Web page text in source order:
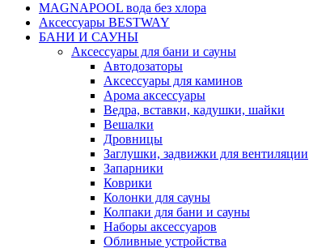
MAGNAPOOL вода без хлора
Аксессуары BESTWAY
БАНИ И САУНЫ
Аксессуары для бани и сауны
Автодозаторы
Аксессуары для каминов
Арома аксессуары
Ведра, вставки, кадушки, шайки
Вешалки
Дровницы
Заглушки, задвижки для вентиляции
Запарники
Коврики
Колонки для сауны
Колпаки для бани и сауны
Наборы аксессуаров
Обливные устройства